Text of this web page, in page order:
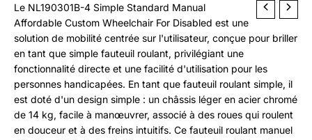
Le NL190301B-4 Simple Standard Manual
Affordable Custom Wheelchair For Disabled est une
solution de mobilité centrée sur l'utilisateur, conçue pour briller
en tant que simple fauteuil roulant, privilégiant une
fonctionnalité directe et une facilité d'utilisation pour les
personnes handicapées. En tant que fauteuil roulant simple, il
est doté d'un design simple : un châssis léger en acier chromé
de 14 kg, facile à manœuvrer, associé à des roues qui roulent
en douceur et à des freins intuitifs. Ce fauteuil roulant manuel